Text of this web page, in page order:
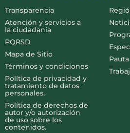
Transparencia
Atención y servicios a
la ciudadanía
PQRSD
Mapa de Sitio
Términos y condiciones
Política de privacidad y
tratamiento de datos
personales.
Política de derechos de
autor y/o autorización
de uso sobre los
contenidos.